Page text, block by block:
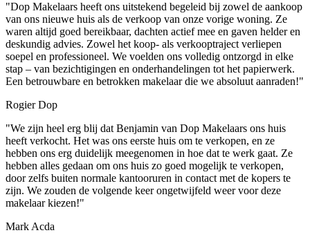
"Dop Makelaars heeft ons uitstekend begeleid bij zowel de aankoop
van ons nieuwe huis als de verkoop van onze vorige woning. Ze
waren altijd goed bereikbaar, dachten actief mee en gaven helder en
deskundig advies. Zowel het koop- als verkooptraject verliepen
soepel en professioneel. We voelden ons volledig ontzorgd in elke
stap – van bezichtigingen en onderhandelingen tot het papierwerk.
Een betrouwbare en betrokken makelaar die we absoluut aanraden!"
Rogier Dop
"We zijn heel erg blij dat Benjamin van Dop Makelaars ons huis
heeft verkocht. Het was ons eerste huis om te verkopen, en ze
hebben ons erg duidelijk meegenomen in hoe dat te werk gaat. Ze
hebben alles gedaan om ons huis zo goed mogelijk te verkopen,
door zelfs buiten normale kantooruren in contact met de kopers te
zijn. We zouden de volgende keer ongetwijfeld weer voor deze
makelaar kiezen!"
Mark Acda